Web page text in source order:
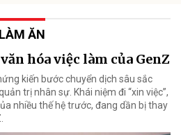
ĂN
hóa việc làm của GenZ
kiến bước chuyển dịch sâu sắc
trị nhân sự. Khái niệm đi “xin việc”,
nhiều thế hệ trước, đang dần bị thay